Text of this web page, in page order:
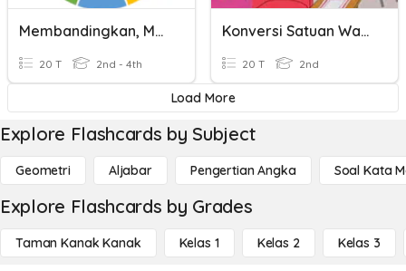
Membandingkan, Mengurutkan Dan Menyederhankan Pecahan
20 T 2nd - 4th
Konversi Satuan Waktu
20 T 2nd
Load More
Explore Flashcards by Subject
Geometri Aljabar Pengertian Angka Soal Kata
Explore Flashcards by Grades
Taman Kanak Kanak Kelas 1 Kelas 2 Kelas 3